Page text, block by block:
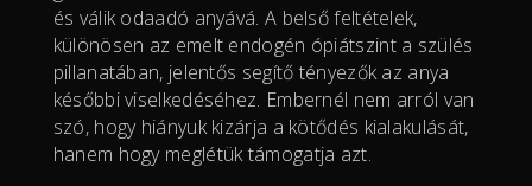
és válik odaadó anyává. A belső feltételek,
különösen az emelt endogén ópiátszint a szülés
pillanatában, jelentős segítő tényezők az anya
későbbi viselkedéséhez. Embernél nem arról van
szó, hogy hiányuk kizárja a kötődés kialakulását,
hanem hogy meglétük támogatja azt.